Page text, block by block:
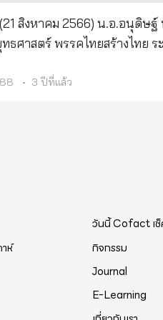
ที่ถูกพรรคภูมิใจไทย ไล่เจาะพื้นที่ภาคใต้ แต่ทุกพื้นที่นั้น ทุกพรรคก็มีสิทธิ์หา
ก ใช่หรือไม่ ? อีกประเด็นที่น่าสนใจคือ พรรคเพื่อไทย และพรรคประชาธิปัตย์ พูดอยู่เสมอ
ช้กัญชาอย่างเลยเถิด แต่การบั
นสมัย ไม่ทันสถานการณ์ การดูแลไม่ทั่วถึงครอบคลุม
างการแพทย์ คำถามที่สำคัญคื
ในการปลูกกัญชาได้แล้วจะก่อ
กัญชามากขึ้นนั้น เป็นความไร้
ห้ผิดกฎหมาย “ความตายและการเจ็บป่วยของชาวบ้านซึ่งไม่มีเงินรักษา ไม่ได้มีเงินแบบท่าน
านั้นใช้น้ำมันกัญชาในการรักษ
น้อย และหากเป็นกรณีที่ตำรว
ข้อมูลเพียงอย่างเดียวคือ หม
อ กล้อง CCTV บันทึกไว้ได้หรื
.วิ.อาญา และต้องมั่นใจว่าเจ้า
ามที่กำหนด และพยานหลักฐาน
ยอมไปพบพนักงานสอบสวนตามหมาย
นที่พึ่งสุดท้ายของประชาชนในการอำนวยค
ดตามตัวเจ้าของรถหรือผู้ครอบครองมาแจ้งข้
สิงหาคม 2566) น.อ.อนุดิษ
ธศาสตร์ พรรคไทยสร้างไทย
างถาวร "เรายืนยันว่าจะยึดมั่นในสิ่งที่สัญญาเป็นสัจจะที่ให้ไว้กับประชาชน ทั้งการไม่เป็น
สิทธิ์ ซึ่งการกระทำดังกล่าวถือ
• 3 ปีที่แล้ว
วันนี้ Cofact เช็
ห์
กิจกรรม
Journal
E-Learning